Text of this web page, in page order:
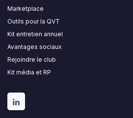
Marketplace
Outils pour la QVT
Kit entretien annuel
Avantages sociaux
Rejoindre le club
Kit média et RP